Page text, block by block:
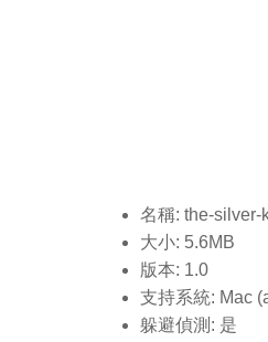
名稱: the-silver-
大小: 5.6MB
版本: 1.0
支持系統: Mac
躲避偵測: 是